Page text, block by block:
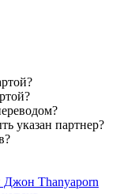
указан партнер?